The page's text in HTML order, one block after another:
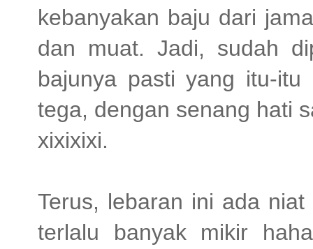
kebanyakan baju dari
dan muat. Jadi, sudah
bajunya pasti yang itu-
tega, dengan senang hati
xixixixi.
Terus, lebaran ini ada
terlalu banyak mikir